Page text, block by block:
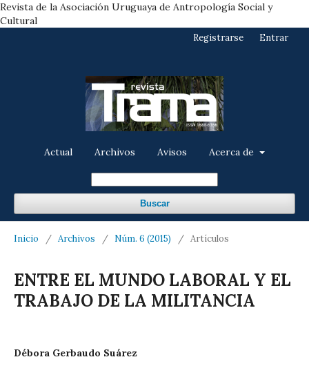
Revista de la Asociación Uruguaya de Antropología Social y
Cultural
Actual Archivos Avisos Acerca de
Buscar
Registrarse Entrar
Inicio / Archivos / Núm. 6 (2015) / Artículos
ENTRE EL MUNDO LABORAL Y EL
TRABAJO DE LA MILITANCIA
Débora Gerbaudo Suárez